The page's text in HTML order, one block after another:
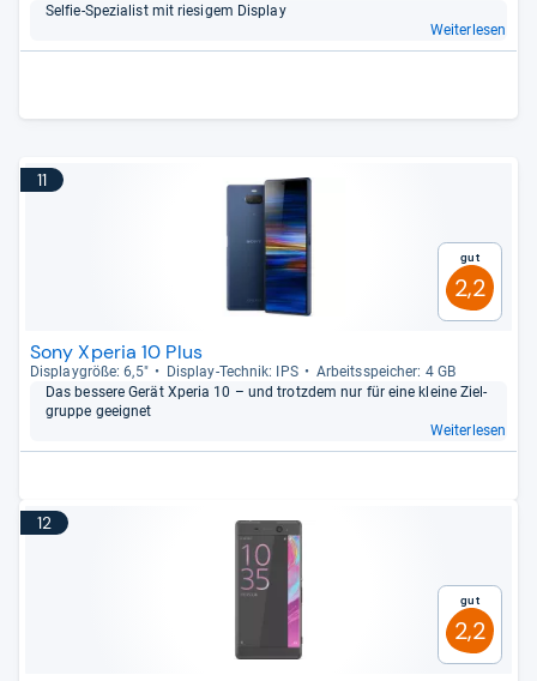
Sel­fie-​Spe­zia­list mit rie­si­gem Dis­play
Weiterlesen
11
Gut
2,2
Sony Xperia 10 Plus
Dis­play­größe: 6,5" Dis­play-​Tech­nik: IPS
Arbeitsspei­cher: 4 GB
Das bes­sere Gerät Xpe­ria 10 – und trotz­dem nur für eine kleine Ziel­
gruppe geeig­net
Weiterlesen
12
Gut
2,2